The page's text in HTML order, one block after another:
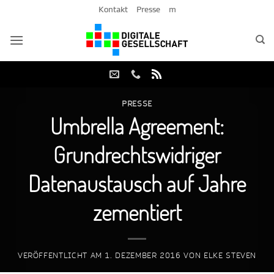
springen
Kontakt Presse m
PRESSE
Umbrella Agreement:
Grundrechtswidriger
Datenaustausch auf Jahre
zementiert
VERÖFFENTLICHT AM 1. DEZEMBER 2016 VON ELKE STEVEN